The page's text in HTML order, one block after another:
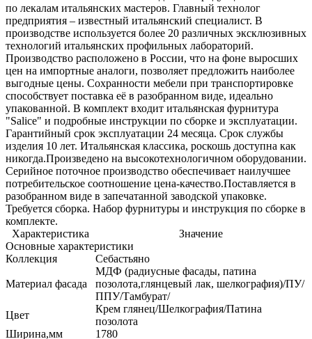
по лекалам итальянских мастеров. Главный технолог
предприятия – известный итальянский специалист. В
производстве используется более 20 различных эксклюзивных
технологий итальянских профильных лабораторий.
Производство расположено в России, что на фоне выросших
цен на импортные аналоги, позволяет предложить наиболее
выгодные цены. Сохранности мебели при транспортировке
способствует поставка её в разобранном виде, идеально
упакованной. В комплект входит итальянская фурнитура
"Salice" и подробные инструкции по сборке и эксплуатации.
Гарантийный срок эксплуатации 24 месяца. Срок службы
изделия 10 лет. Итальянская классика, роскошь доступна как
никогда.Произведено на высокотехнологичном оборудовании.
Серийное поточное производство обеспечивает наилучшее
потребительское соотношение цена-качество.Поставляется в
разобранном виде в запечатанной заводской упаковке.
Требуется сборка. Набор фурнитуры и инструкция по сборке в
комплекте.
Характеристика
Значение
Основные характеристики
Коллекция
Себастьяно
Материал фасада
МДФ (радиусные фасады, патина
позолота,глянцевый лак, шелкография)/ПУ/
ППУ/Тамбурат/
Цвет
Крем глянец/Шелкография/Патина
позолота
Ширина,мм
1780